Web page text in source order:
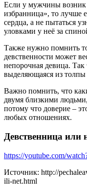
Если у мужчины возник
избранница», то лучше
сердца, а не пытаться
уловками у неё за
Также нужно помнить
девственности может
непорочная девица.
выделяющаяся из толпы
Важно помнить, что
двумя близкими
потому что доверие –
любых отношениях.
Девственница или
https://youtube.com/
Источник: http://
ili-net.html